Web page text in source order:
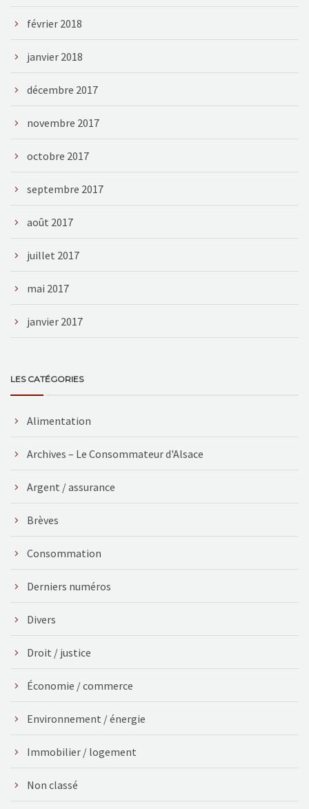
février 2018
janvier 2018
décembre 2017
novembre 2017
octobre 2017
septembre 2017
août 2017
juillet 2017
mai 2017
janvier 2017
LES CATÉGORIES
Alimentation
Archives – Le Consommateur d'Alsace
Argent / assurance
Brèves
Consommation
Derniers numéros
Divers
Droit / justice
Économie / commerce
Environnement / énergie
Immobilier / logement
Non classé